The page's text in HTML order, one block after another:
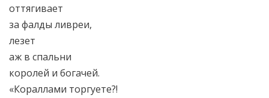
оттягивает
за фалды ливреи,
лезет
аж в спальни
королей и богачей.
«Кораллами торгуете?!